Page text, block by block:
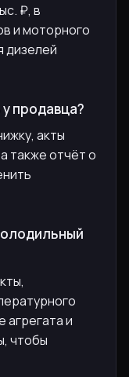
₽, в
и моторного
дизелей
продавца?
акты
также отчёт о
агрегата и
чтобы